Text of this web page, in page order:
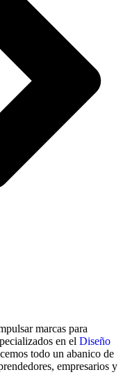
marcas para
en el Diseño
todo un abanico de
empresarios y